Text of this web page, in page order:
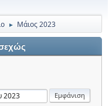
► Μάιος 2023